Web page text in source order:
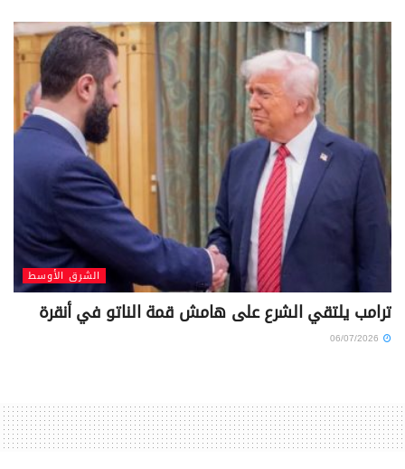
الشرق الأوسط
ترامب يلتقي الشرع على هامش قمة الناتو في أنقرة